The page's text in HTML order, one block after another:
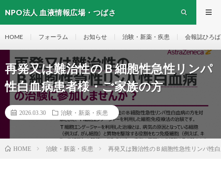
NPO法人 血液情報広場・つばさ
HOME フォーラム お知らせ 治験・新薬・疾患 会報誌ひろば
再発又は難治性のＢ細胞性急性リンパ
性白血病患者様・ご家族の方
2026.03.30 治験・新薬・疾患
HOME 治験・新薬・疾患 再発又は難治性のＢ細胞性急性リンパ性